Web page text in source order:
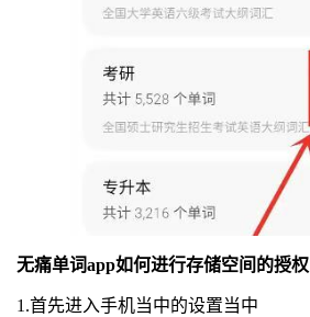
无痛单词app如何进行存储空间的授权
1.首先进入手机当中的设置当中